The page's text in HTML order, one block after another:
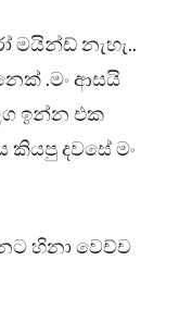
මයින්ඩ් නැහැ..
.මං ආසයි
ඉන්න එක
කියපු දවසේ මං
හිනා වෙච්ච